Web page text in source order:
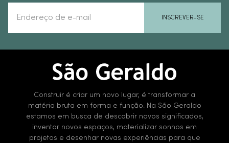
INSCREVER-SE
Construir é criar um novo lugar, é transformar a
matéria bruta em forma e função. Na São Geraldo
estamos em busca de descobrir novos significados,
inventar novos espaços, materializar sonhos em
projetos e desenhar novas experiências para que